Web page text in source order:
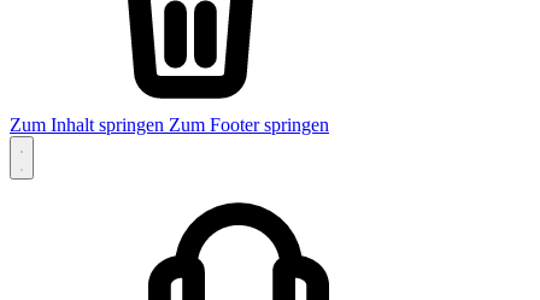
Zum Inhalt springen Zum Footer springen